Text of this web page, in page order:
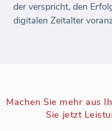
der verspricht, den
digitalen Zeitalter
Machen Sie mehr aus
Sie jetzt